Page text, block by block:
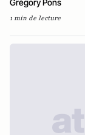
Grégory Pons
1 min de lecture